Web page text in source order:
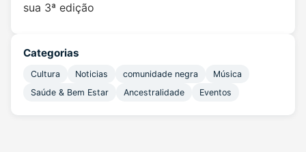
sua 3ª edição
Categorias
Cultura Noticias comunidade negra
Música
Saúde & Bem Estar
Ancestralidade Eventos